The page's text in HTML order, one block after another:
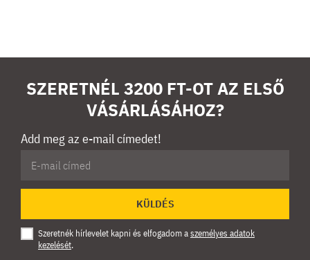
SZERETNÉL 3200 FT-OT AZ ELSŐ
VÁSÁRLÁSÁHOZ?
Add meg az e-mail címedet!
KÜLDÉS
Szeretnék hírlevelet kapni és elfogadom aszemélyes adatok
kezelését.